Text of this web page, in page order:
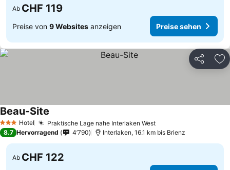
Ab CHF 119
Preise von 9 Websites anzeigen Preise sehen
Teilen
3 SterneHotel Praktische Lage nahe Interlaken West
Beau-Site
8.7 Hervorragend 4’790 Interlaken, 16.1 km bis Brienz
Ab CHF 122